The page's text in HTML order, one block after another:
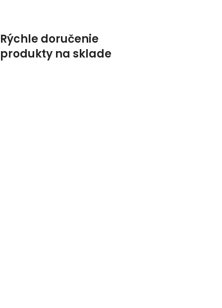
Rýchle doručenie
produkty na sklade